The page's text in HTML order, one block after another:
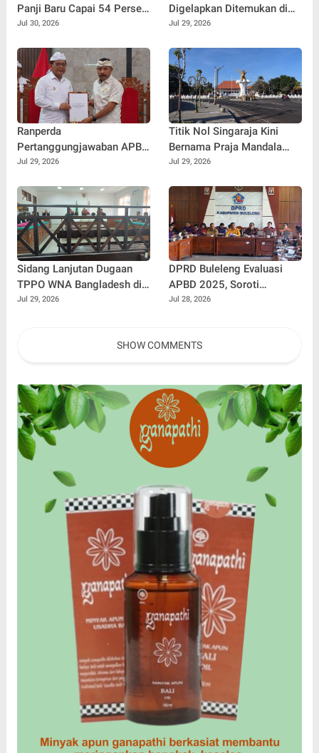
Panji Baru Capai 54 Persen,
Sekwan Bali Minta Kadus
Jul 30, 2026
Digelapkan Ditemukan di
Hutan Buleleng, GPS
Diganti
Jul 29, 2026
Ranperda
Pertanggungjawaban APBD
2025 Disepakati, Siap
Jul 29, 2026
Titik Nol Singaraja Kini
Bernama Praja Mandala
Singa Ambara Raja, Perkuat
Jul 29, 2026
Sidang Lanjutan Dugaan
TPPO WNA Bangladesh di
PN Singaraja, Muncul
Jul 29, 2026
DPRD Buleleng Evaluasi
APBD 2025, Soroti
Besarnya SiLPA dan Dorong
Jul 28, 2026
SHOW COMMENTS